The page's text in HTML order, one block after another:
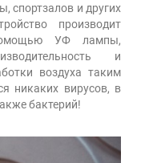
спортзалов и других
производит
УФ лампы,
и
воздуха таким
никаких вирусов, в
бактерий!